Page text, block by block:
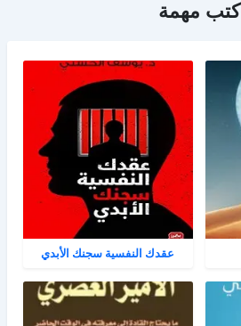
كتب مهمة
عقدك النفسية سجنك الأبدي